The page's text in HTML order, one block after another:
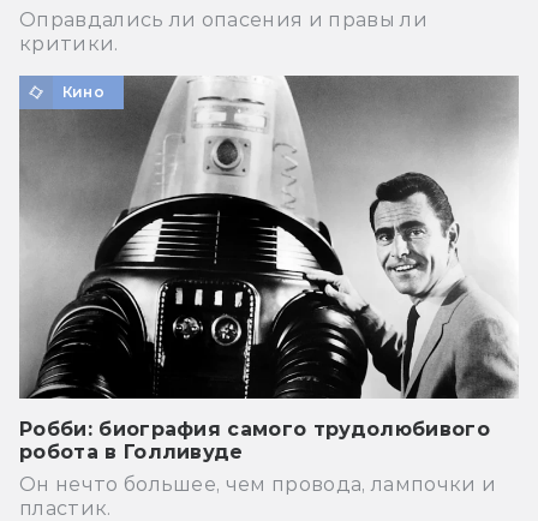
Оправдались ли опасения и правы ли
критики.
Кино
Робби: биография самого трудолюбивого
робота в Голливуде
Он нечто большее, чем провода, лампочки и
пластик.